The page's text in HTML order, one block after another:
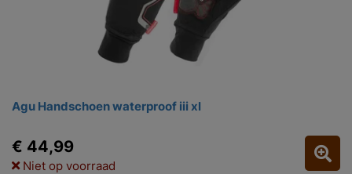
Agu Handschoen waterproof iii xl
€ 44,99
Niet op voorraad